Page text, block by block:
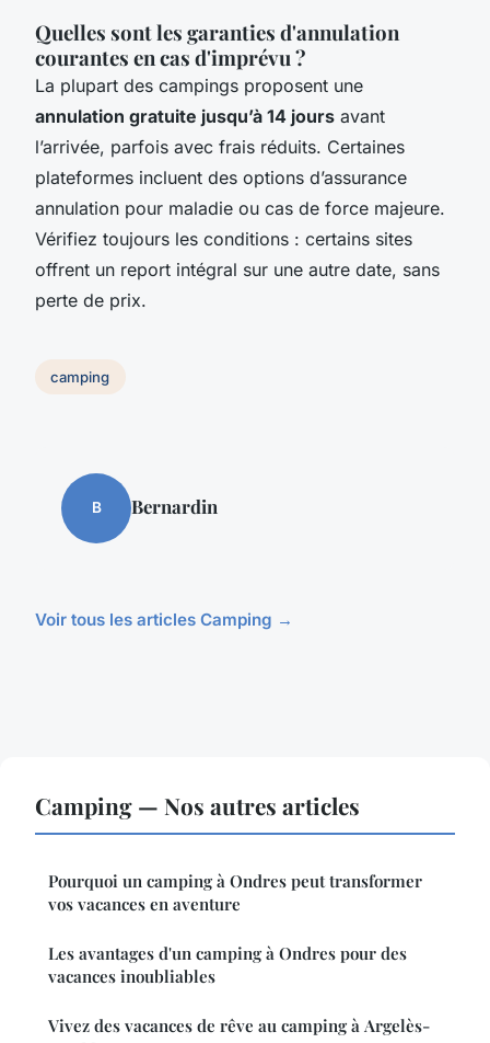
Quelles sont les garanties d'annulation
courantes en cas d'imprévu ?
La plupart des campings proposent une
annulation gratuite jusqu’à 14 jours avant
l’arrivée, parfois avec frais réduits. Certaines
plateformes incluent des options d’assurance
annulation pour maladie ou cas de force majeure.
Vérifiez toujours les conditions : certains sites
offrent un report intégral sur une autre date, sans
perte de prix.
camping
B Bernardin
Voir tous les articles Camping →
Camping — Nos autres articles
Pourquoi un camping à Ondres peut transformer
vos vacances en aventure
Les avantages d'un camping à Ondres pour des
vacances inoubliables
Vivez des vacances de rêve au camping à Argelès-